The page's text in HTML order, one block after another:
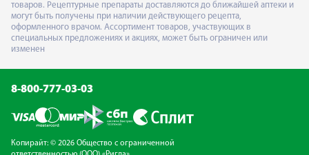
товаров. Рецептурные препараты доставляются до ближайшей аптеки и
могут быть получены при наличии действующего рецепта,
оформленного врачом. Ассортимент товаров, участвующих в
специальных предложениях и акциях, может быть ограничен или
изменен
8-800-777-03-03
Копирайт: © 2026 Общество с ограниченной